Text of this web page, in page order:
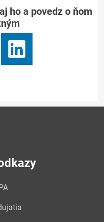
ho a povedz o ňom